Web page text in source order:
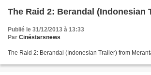
The Raid 2: Berandal (Indonesian
Publié le 31/12/2013 à 13:33
Par Cinéstarsnews
The Raid 2: Berandal (Indonesian Trailer) from